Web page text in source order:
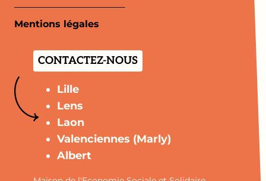
Mentions légales
CONTACTEZ-NOUS
Lille
Lens
Laon
Valenciennes (Marly)
Albert